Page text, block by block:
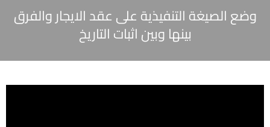
وضع الصيغة التنفيذية على عقد الايجار والفرق
بينها وبين اثبات التاريخ